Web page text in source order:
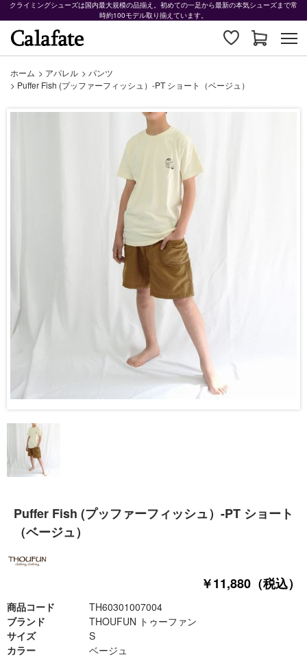
クライミングシューズは国内最大規模の品揃え。初めての一足から最新の本気シューズまで常
時約100モデル取り揃えています。
ホーム > アパレル > パンツ
> Puffer Fish (プッファーフィッシュ）-PT ショート（ベージュ）
Puffer Fish (プッファーフィッシュ）-PT ショート
（ベージュ）
￥11,880（税込）
商品コード
TH60301007004
ブランド
THOUFUN トゥーファン
サイズ
S
カラー
ベージュ